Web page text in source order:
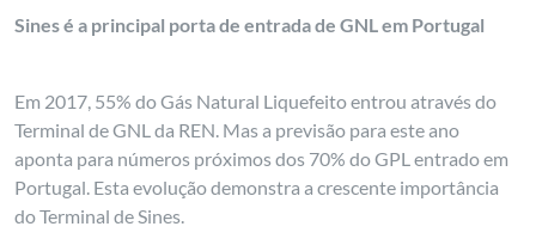
Sines é a principal porta de entrada de GNL em Portugal
Em 2017, 55% do Gás Natural Liquefeito entrou através do
Terminal de GNL da REN. Mas a previsão para este ano
aponta para números próximos dos 70% do GPL entrado em
Portugal. Esta evolução demonstra a crescente importância
do Terminal de Sines.